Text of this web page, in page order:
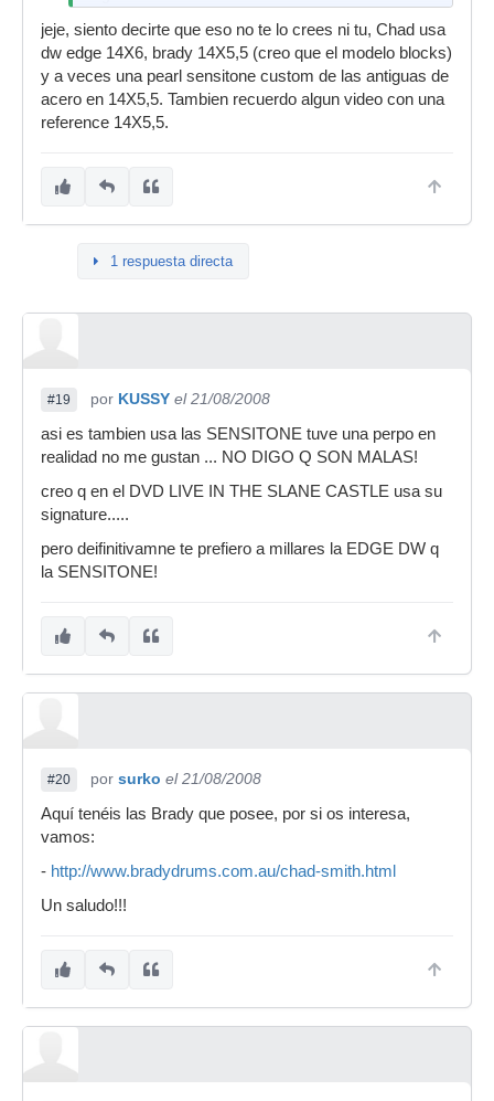
jeje, siento decirte que eso no te lo crees ni tu, Chad usa
dw edge 14X6, brady 14X5,5 (creo que el modelo blocks)
y a veces una pearl sensitone custom de las antiguas de
acero en 14X5,5. Tambien recuerdo algun video con una
reference 14X5,5.
1 respuesta directa
#19 por KUSSY el 21/08/2008
asi es tambien usa las SENSITONE tuve una perpo en
realidad no me gustan ... NO DIGO Q SON MALAS!
creo q en el DVD LIVE IN THE SLANE CASTLE usa su
signature.....
pero deifinitivamne te prefiero a millares la EDGE DW q
la SENSITONE!
#20 por surko el 21/08/2008
Aquí tenéis las Brady que posee, por si os interesa,
vamos:
- http://www.bradydrums.com.au/chad-smith.html
Un saludo!!!